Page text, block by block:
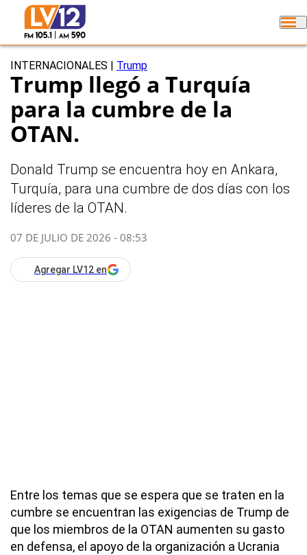
INTERNACIONALES Trump
Trump llegó a Turquía
para la cumbre de la
OTAN.
Donald Trump se encuentra hoy en Ankara,
Turquía, para una cumbre de dos días con los
líderes de la OTAN.
07 DE JULIO DE 2026 - 08:53
Agregar LV12 en
Entre los temas que se espera que se traten en la
cumbre se encuentran las exigencias de Trump de
que los miembros de la OTAN aumenten su gasto
en defensa, el apoyo de la organización a Ucrania